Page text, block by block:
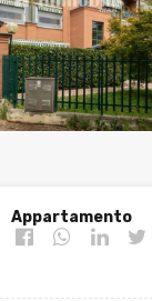
Appartamento